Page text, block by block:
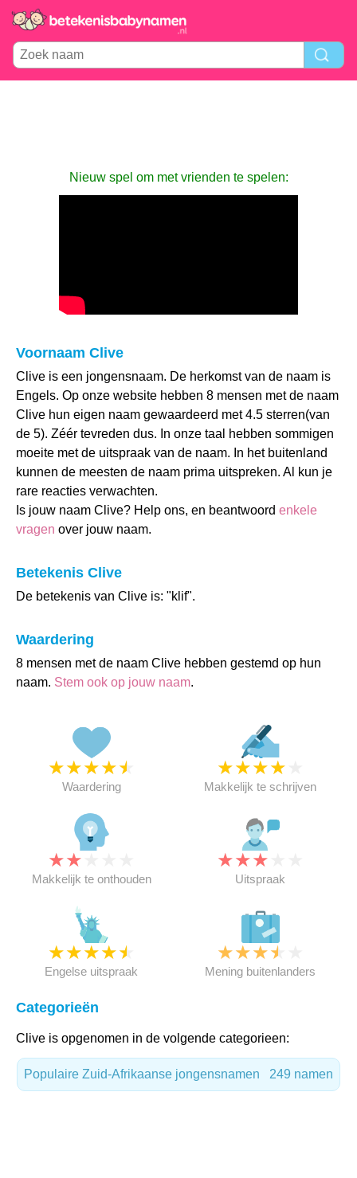
Nieuw spel om met vrienden te spelen:
Voornaam Clive
Clive is een jongensnaam. De herkomst van de naam is
Engels. Op onze website hebben 8 mensen met de naam
Clive hun eigen naam gewaardeerd met 4.5 sterren(van
de 5). Zéér tevreden dus. In onze taal hebben sommigen
moeite met de uitspraak van de naam. In het buitenland
kunnen de meesten de naam prima uitspreken. Al kun je
rare reacties verwachten.
Is jouw naam Clive? Help ons, en beantwoord enkele
vragen over jouw naam.
Betekenis Clive
De betekenis van Clive is: "klif".
Waardering
8 mensen met de naam Clive hebben gestemd op hun
naam. Stem ook op jouw naam.
★★★★★
Waardering
★★★★
Makkelijk te schrijven
★★
Makkelijk te onthouden
★★★
Uitspraak
★★★★★
Engelse uitspraak
★★★★
Mening buitenlanders
Categorieën
Clive is opgenomen in de volgende categorieen:
Populaire Zuid-Afrikaanse jongensnamen 249 namen